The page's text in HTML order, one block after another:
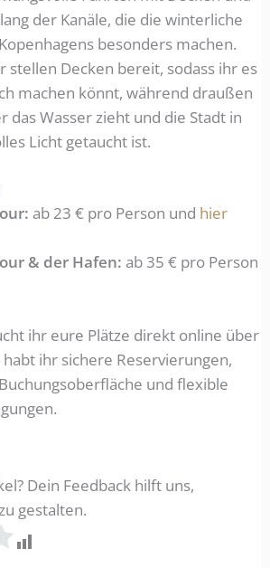
der Kanäle, die die winterliche
besonders machen.
stellen Decken bereit, sodass ihr es
machen könnt, während draußen
das Wasser zieht und die Stadt in
Licht getaucht ist.
ab 23 € pro Person und hier
& der Hafen: ab 35 € pro Person
ihr eure Plätze direkt online über
habt ihr sichere Reservierungen,
und flexible
Dein Feedback hilft uns,
gestalten.